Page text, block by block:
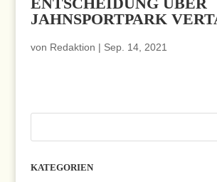
JAHNSPORTPARK
von Redaktion | Sep. 14, 2021
KATEGORIEN